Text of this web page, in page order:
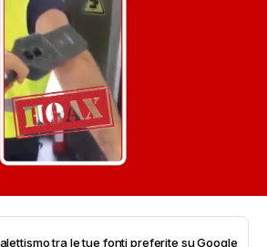
tra le tue fonti preferite su Google